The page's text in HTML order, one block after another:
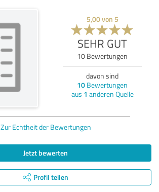
5,00von 5
SEHR GUT
10 Bewertungen
davon sind
10 Bewertungen
aus 1 anderen Quelle
Zur Echtheit der Bewertungen
Jetzt bewerten
Profil teilen